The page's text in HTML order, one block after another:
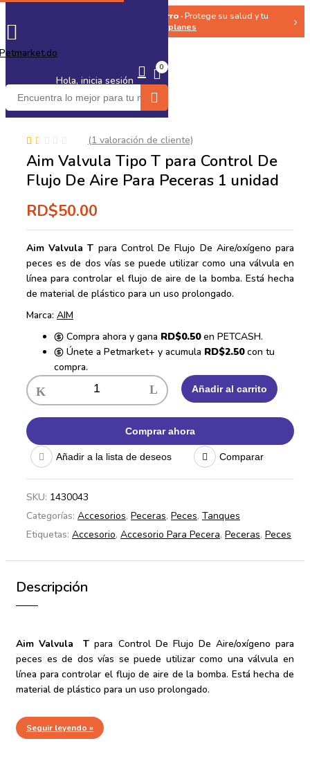
‹ 🐶 Seguro Medico para tu Perro ·Protege su salud y tu
Ver planes ›
Hola, inicia sesión
0
Valorado
1.00
sobre
5
en
1
puntuación
(1 valoración de cliente)
Aim Valvula Tipo T para Control De
Flujo De Aire Para Peceras 1 unidad
RD$50.00
Aim Valvula T para Control De Flujo De Aire/oxígeno para
peces es de dos vías se puede utilizar como una válvula en
línea para controlar el flujo de aire de la bomba. Está hecha
de material de plástico para un uso prolongado.
Marca: AIM
Compra ahora y gana RD$0.50en PETCASH.
Únete a Petmarket+ y acumula RD$2.50con tu
compra.
Añadir al carrito
Comprar ahora
Añadir a la lista de deseos Comparar
SKU: 1430043
Categorías: Accesorios, Peceras, Peces, Tanques
Etiquetas: Accesorio, Accesorio Para Pecera, Peceras, Peces
Descripción
Aim Valvula Tpara Control De Flujo De Aire/oxígeno para
peces es de dos vías se puede utilizar como una válvula en
línea para controlar el flujo de aire de la bomba. Está hecha de
material de plástico para un uso prolongado.
Seguir leyendo »